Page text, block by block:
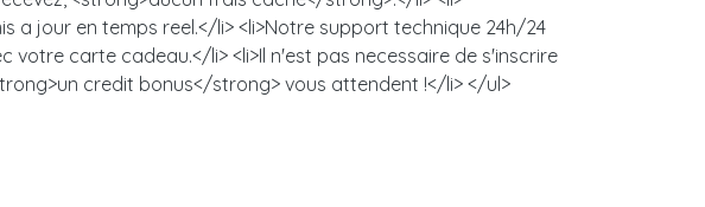
jour en temps reel.</li> <li>Notre support technique 24h/24
carte cadeau.</li> <li>Il n'est pas necessaire de s'inscrire
credit bonus</strong> vous attendent !</li> </ul>